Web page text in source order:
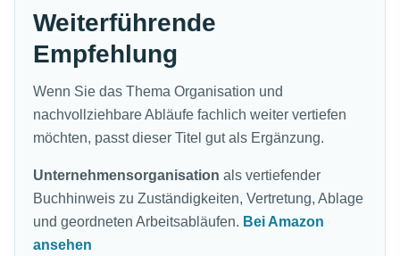
Weiterführende
Empfehlung
Wenn Sie das Thema Organisation und
nachvollziehbare Abläufe fachlich weiter vertiefen
möchten, passt dieser Titel gut als Ergänzung.
Unternehmensorganisation als vertiefender
Buchhinweis zu Zuständigkeiten, Vertretung, Ablage
und geordneten Arbeitsabläufen. Bei Amazon
ansehen